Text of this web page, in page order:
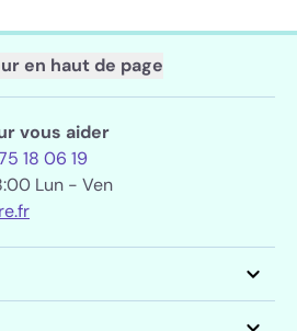
en haut de page
vous aider
18 06 19
Lun - Ven